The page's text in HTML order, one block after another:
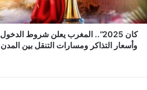
كان 2025”.. المغرب يعلن شروط الدخول
وأسعار التذاكر ومسارات التنقل بين المدن